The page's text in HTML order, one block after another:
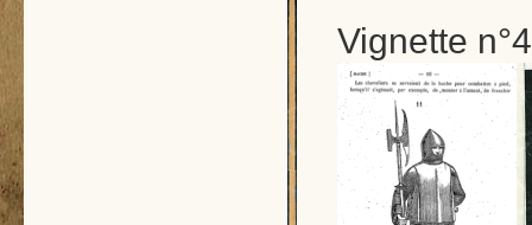
Vignette